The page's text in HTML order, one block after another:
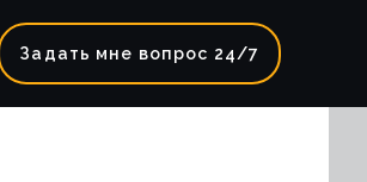
Задать мне вопрос 24/7